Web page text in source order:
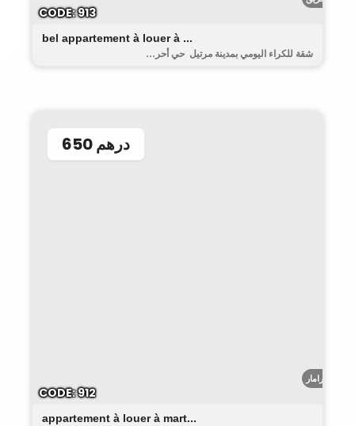
bel appartement à louer à ...
شقة للكراء اليومي بمدينة مرتيل حي أحر...
CODE: 913
ميرامار
appartement à louer à mart...
650 درهم
CODE: 912